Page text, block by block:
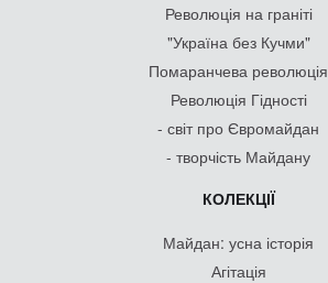
Революція на граніті
"Україна без Кучми"
Помаранчева революція
Революція Гідності
- світ про Євромайдан
- творчість Майдану
КОЛЕКЦІЇ
Майдан: усна історія
Агітація